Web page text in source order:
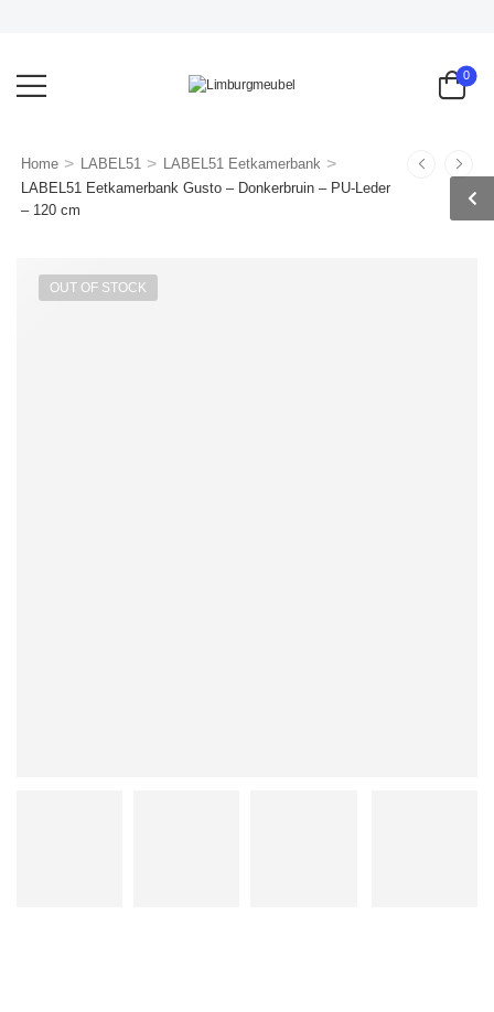
0
Home > LABEL51 > LABEL51 Eetkamerbank >
LABEL51 Eetkamerbank Gusto – Donkerbruin – PU-Leder
– 120 cm
OUT OF STOCK